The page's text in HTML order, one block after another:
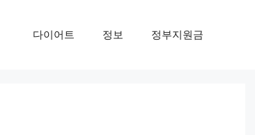
다이어트 정보 정부지원금